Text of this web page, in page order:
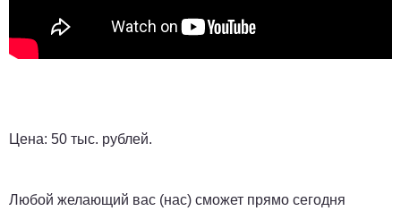
Цена: 50 тыс. рублей.
Любой желающий вас (нас) сможет прямо сегодня